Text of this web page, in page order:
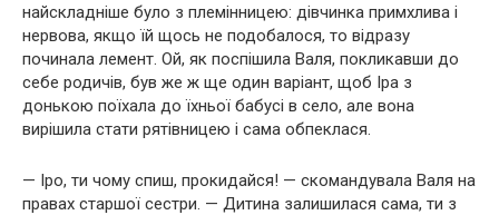
найскладніше було з племінницею: дівчинка примхлива і
нервова, якщо їй щось не подобалося, то відразу
починала лемент. Ой, як поспішила Валя, покликавши до
себе родичів, був же ж ще один варіант, щоб Іра з
донькою поїхала до їхньої бабусі в село, але вона
вирішила стати рятівницею і сама обпеклася.
— Іро, ти чому спиш, прокидайся! — скомандувала Валя на
правах старшої сестри. — Дитина залишилася сама, ти з